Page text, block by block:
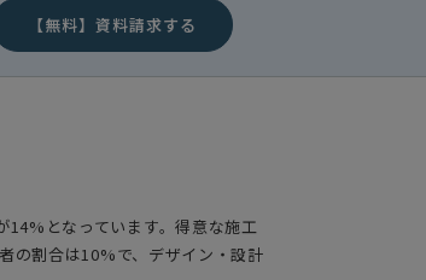
【無料】資料請求する
となっています。得意な施工
の割合は10%で、デザイン・設計